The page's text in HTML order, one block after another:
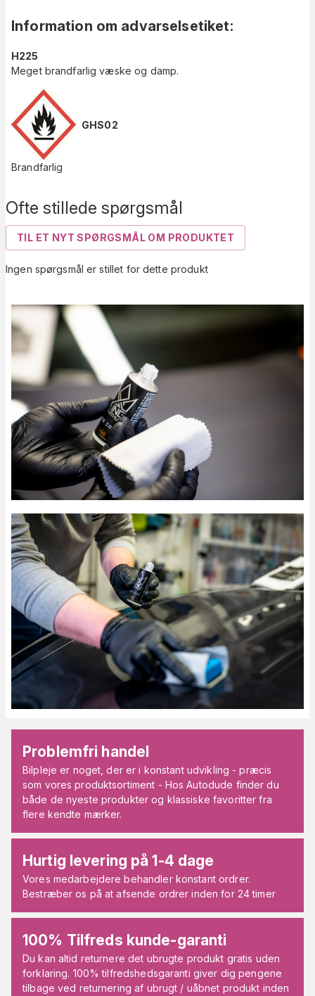
Ofte stillede spørgsmål
TIL ET NYT SPØRGSMÅL OM PRODUKTET
Ingen spørgsmål er stillet for dette produkt
Information om advarselsetiket:
H225
Meget brandfarlig væske og damp.
GHS02
Brandfarlig
Problemfri handel
Bilpleje er noget, der er i konstant udvikling - præcis
som vores produktsortiment - Hos Autodude finder du
både de nyeste produkter og klassiske favoritter fra
flere kendte mærker.
Hurtig levering på 1-4 dage
Vores medarbejdere behandler konstant ordrer.
Bestræber os på at afsende ordrer inden for 24 timer
100% Tilfreds kunde-garanti
Du kan altid returnere det ubrugte produkt gratis uden
forklaring. 100% tilfredshedsgaranti giver dig pengene
tilbage ved returnering af ubrugt / uåbnet produkt inden